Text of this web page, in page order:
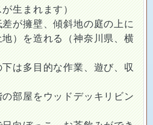
生まれます）
が擁壁、傾斜地の庭の上に
）を造れる（神奈川県、横
は多目的な作業、遊び、収
部屋をウッドデッキリビン